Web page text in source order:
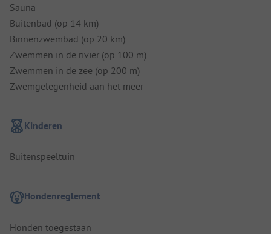
Sauna
Buitenbad (op 14 km)
Binnenzwembad (op 20 km)
Zwemmen in de rivier (op 100 m)
Zwemmen in de zee (op 200 m)
Zwemgelegenheid aan het meer
Kinderen
Buitenspeeltuin
Hondenreglement
Honden toegestaan